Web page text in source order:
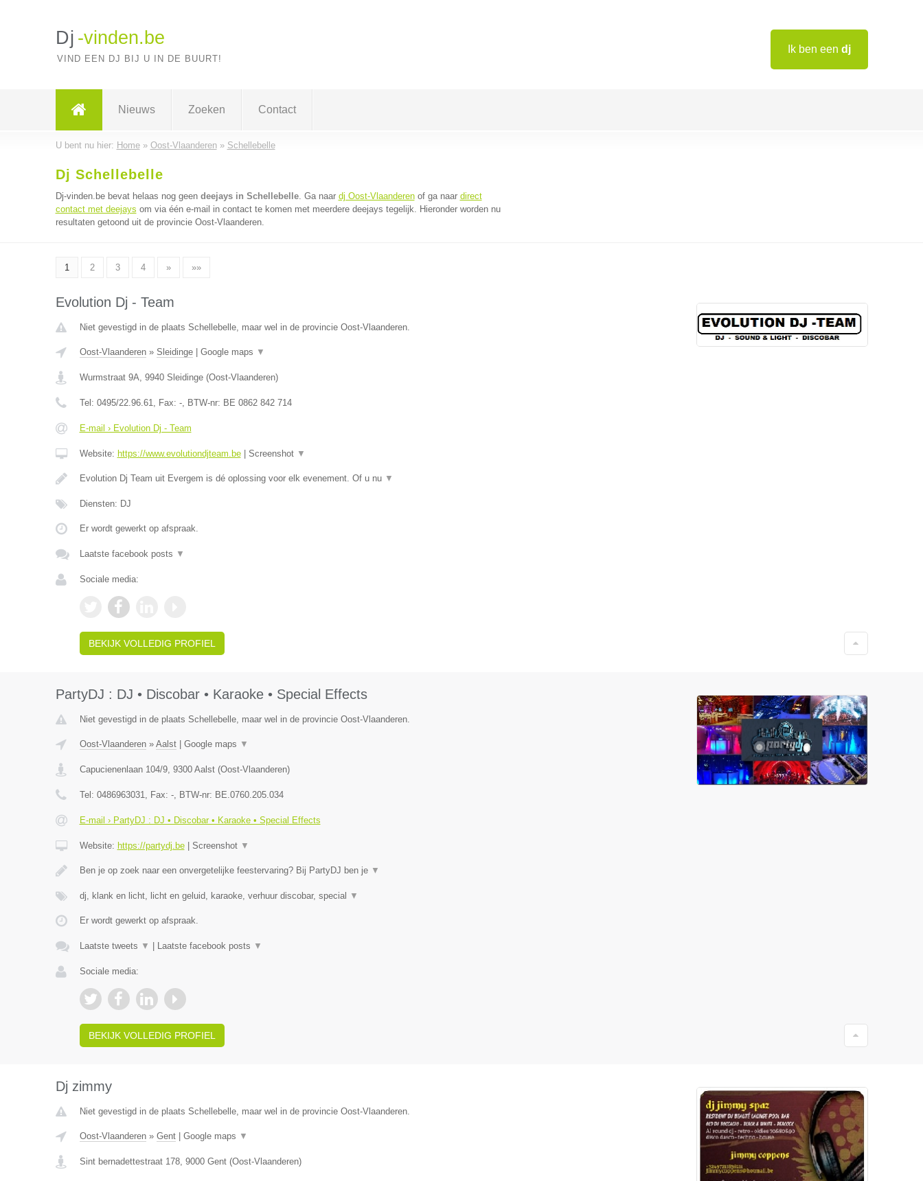
Ik ben een dj
Dj -vinden.be
VIND EEN DJ BIJ U IN DE BUURT!
Nieuws Zoeken Contact
U bent nu hier: Home» Oost-Vlaanderen» Schellebelle
Dj Schellebelle
Dj-vinden.be bevat helaas nog geen deejays in Schellebelle. Ga naar dj Oost-Vlaanderenof ga naar direct
contact met deejays om via één e-mail in contact te komen met meerdere deejays tegelijk. Hieronder worden nu
resultaten getoond uit de provincie Oost-Vlaanderen.
1 2 3 4 » »»
Evolution Dj - Team
Niet gevestigd in de plaats Schellebelle, maar wel in de provincie Oost-Vlaanderen.
Oost-Vlaanderen» Sleidinge| Google maps ▼
Wurmstraat 9A, 9940 Sleidinge(Oost-Vlaanderen)
Tel: 0495/22.96.61, Fax: -, BTW-nr: BE 0862 842 714
E-mail › Evolution Dj - Team
Website: https://www.evolutiondjteam.be| Screenshot ▼
Evolution Dj Team uit Evergem is dé oplossing voor elk evenement. Of u nu ▼
Diensten: DJ
Er wordt gewerkt op afspraak.
Laatste facebook posts ▼
Sociale media:
BEKIJK VOLLEDIG PROFIEL
PartyDJ : DJ • Discobar • Karaoke • Special Effects
Niet gevestigd in de plaats Schellebelle, maar wel in de provincie Oost-Vlaanderen.
Oost-Vlaanderen» Aalst| Google maps ▼
Capucienenlaan 104/9, 9300 Aalst(Oost-Vlaanderen)
Tel: 0486963031, Fax: -, BTW-nr: BE.0760.205.034
E-mail › PartyDJ : DJ • Discobar • Karaoke • Special Effects
Website: https://partydj.be| Screenshot ▼
Ben je op zoek naar een onvergetelijke feestervaring? Bij PartyDJ ben je ▼
dj, klank en licht, licht en geluid, karaoke, verhuur discobar, special ▼
Er wordt gewerkt op afspraak.
Laatste tweets ▼ Laatste facebook posts ▼
Sociale media:
BEKIJK VOLLEDIG PROFIEL
Dj zimmy
Niet gevestigd in de plaats Schellebelle, maar wel in de provincie Oost-Vlaanderen.
Oost-Vlaanderen» Gent| Google maps ▼
Sint bernadettestraat 178, 9000 Gent(Oost-Vlaanderen)